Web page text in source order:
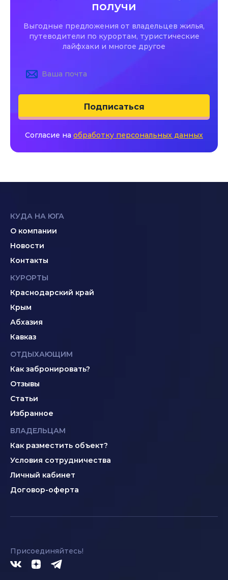
получи
Выгодные предложения от владельцев жилья,
путеводители по курортам, туристические
лайфхаки и многое другое
Подписаться
Согласие на обработку персональных данных
КУДА НА ЮГА
О компании
Новости
Контакты
КУРОРТЫ
Краснодарский край
Крым
Абхазия
Кавказ
ОТДЫХАЮЩИМ
Как забронировать?
Отзывы
Статьи
Избранное
ВЛАДЕЛЬЦАМ
Как разместить объект?
Условия сотрудничества
Личный кабинет
Договор-оферта
Присоединяйтесь!